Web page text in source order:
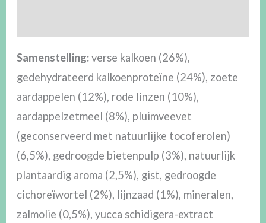
Samenstelling:verse kalkoen (26%),
gedehydrateerd kalkoenproteïne (24%), zoete
aardappelen (12%), rode linzen (10%),
aardappelzetmeel (8%), pluimveevet
(geconserveerd met natuurlijke tocoferolen)
(6,5%), gedroogde bietenpulp (3%), natuurlijk
plantaardig aroma (2,5%), gist, gedroogde
cichoreïwortel (2%), lijnzaad (1%), mineralen,
zalmolie (0,5%), yucca schidigera-extract